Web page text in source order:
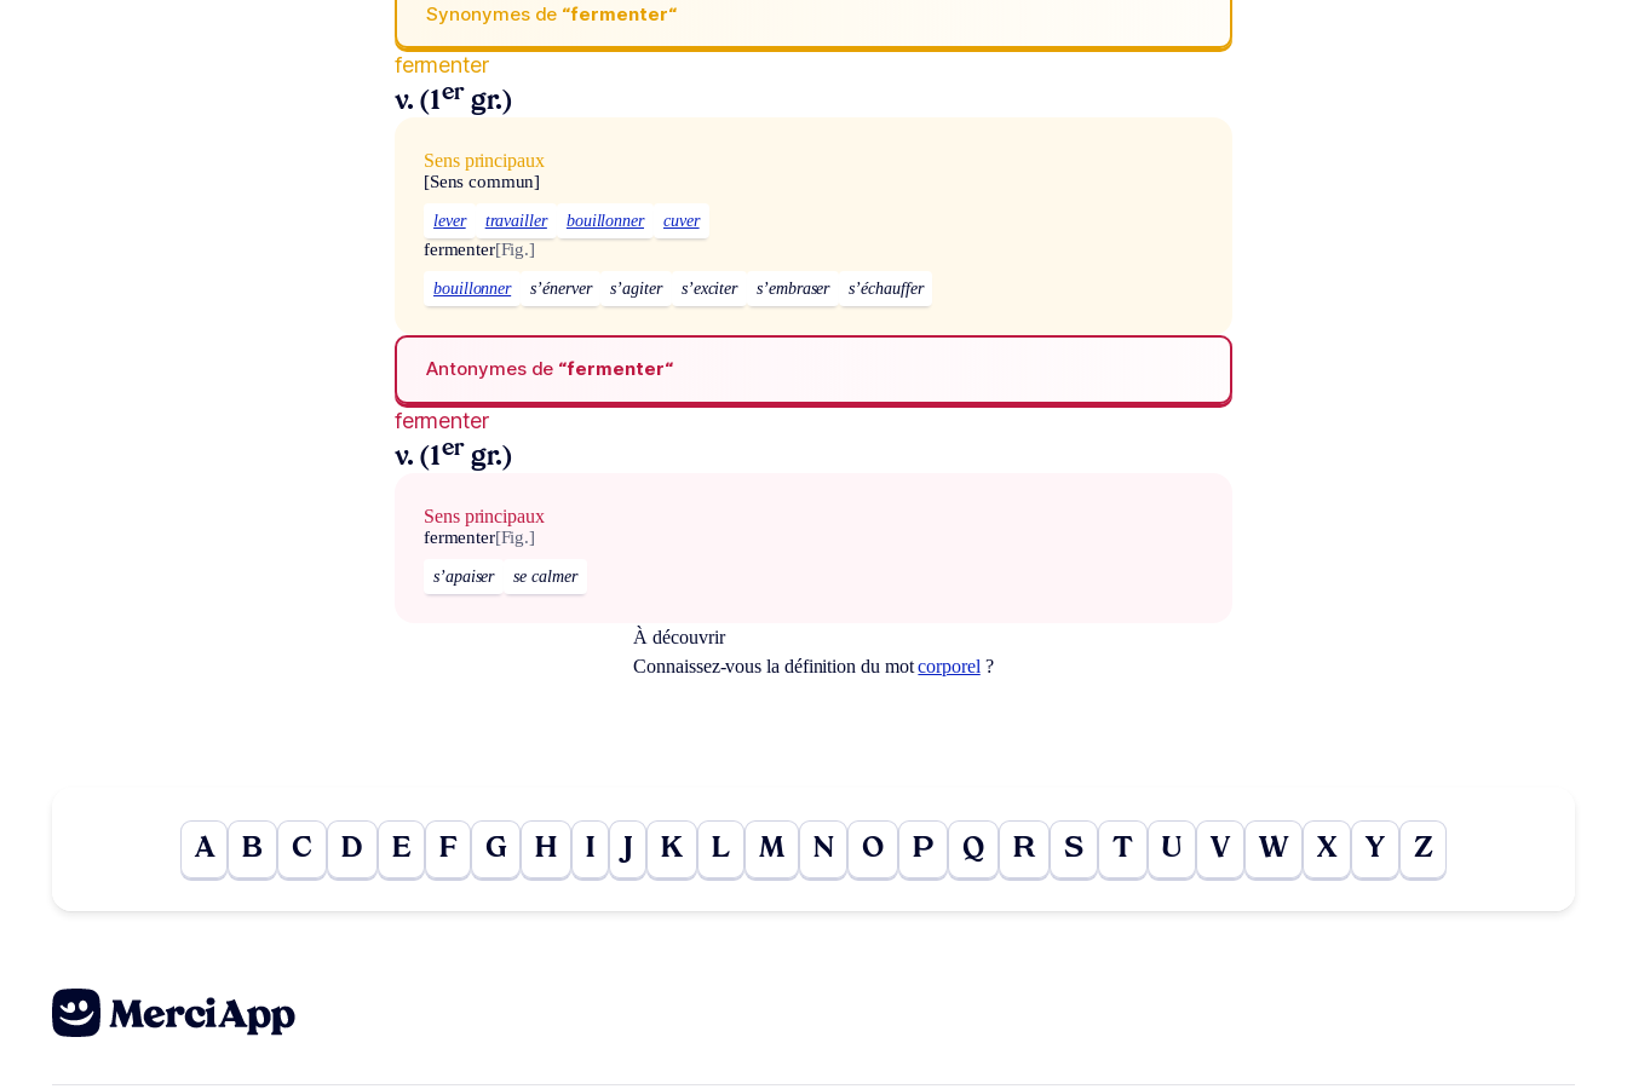
Synonymes de “fermenter“
fermenter
v. (1er gr.)
Sens principaux
[Sens commun]
lever travailler bouillonner cuver
fermenter[Fig.]
bouillonner s’énerver s’agiter s’exciter s’embraser s’échauffer
Antonymes de “fermenter“
fermenter
v. (1er gr.)
Sens principaux
fermenter[Fig.]
s’apaiser se calmer
À découvrir
Connaissez-vous la définition du motcorporel ?
A B C D E F G H I K L M N O P Q R S T U V W X Y Z